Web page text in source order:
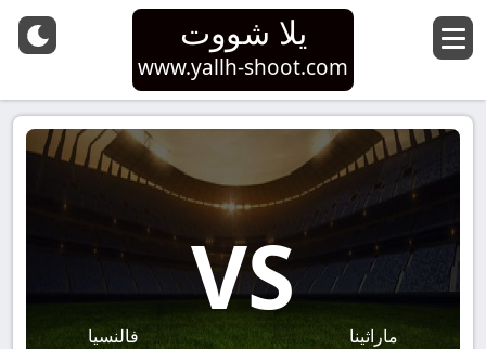
يلا شووت
www.yallh-shoot.com
ماراثينا
VS
فالنسيا